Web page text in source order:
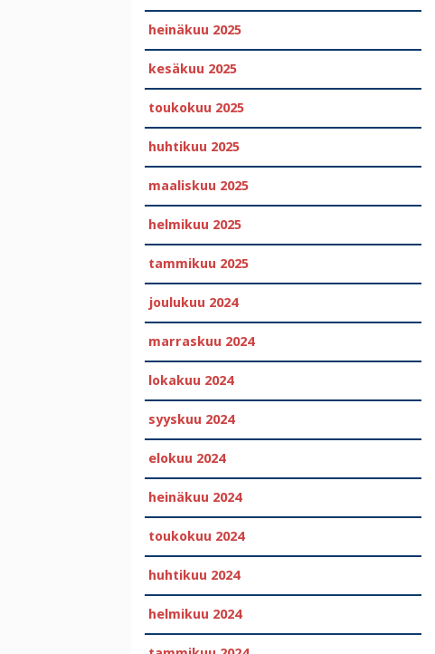
heinäkuu 2025
kesäkuu 2025
toukokuu 2025
huhtikuu 2025
maaliskuu 2025
helmikuu 2025
tammikuu 2025
joulukuu 2024
marraskuu 2024
lokakuu 2024
syyskuu 2024
elokuu 2024
heinäkuu 2024
toukokuu 2024
huhtikuu 2024
helmikuu 2024